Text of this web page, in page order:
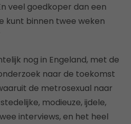
veel goedkoper dan een
kunt binnen twee weken
nog in Engeland, met de
naar de toekomst
de metrosexual naar
modieuze, ijdele,
interviews, en het heel